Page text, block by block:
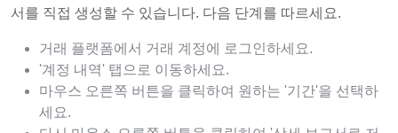
서를 직접 생성할 수 있습니다. 다음 단계를 따르세요.
거래 플랫폼에서 거래 계정에 로그인하세요.
'계정 내역' 탭으로 이동하세요.
마우스 오른쪽 버튼을 클릭하여 원하는 '기간'을 선택하
세요.